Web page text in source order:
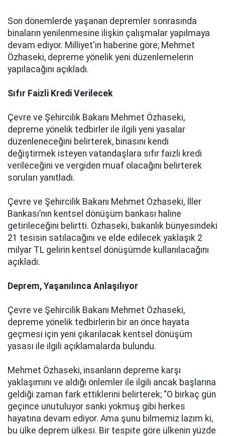
Son dönemlerde yaşanan depremler sonrasında
binaların yenilenmesine ilişkin çalışmalar yapılmaya
devam ediyor. Milliyet'in haberine göre; Mehmet
Özhaseki, depreme yönelik yeni düzenlemelerin
yapılacağını açıkladı.
Sıfır Faizli Kredi Verilecek
Çevre ve Şehircilik Bakanı Mehmet Özhaseki,
depreme yönelik tedbirler ile ilgili yeni yasalar
düzenleneceğini belirterek, binasını kendi
değiştirmek isteyen vatandaşlara sıfır faizli kredi
verileceğini ve vergiden muaf olacağını belirterek
soruları yanıtladı.
Çevre ve Şehircilik Bakanı Mehmet Özhaseki, İller
Bankası’nın kentsel dönüşüm bankası haline
getirileceğini belirtti. Özhaseki, bakanlık bünyesindeki
21 tesisin satılacağını ve elde edilecek yaklaşık 2
milyar TL gelirin kentsel dönüşümde kullanılacağını
açıkladı.
Deprem, Yaşanılınca Anlaşılıyor
Çevre ve Şehircilik Bakanı Mehmet Özhaseki,
depreme yönelik tedbirlerin bir an önce hayata
geçmesi için yeni çıkarılacak kentsel dönüşüm
yasası ile ilgili açıklamalarda bulundu.
Mehmet Özhaseki, insanların depreme karşı
yaklaşımını ve aldığı önlemler ile ilgili ancak başlarına
geldiği zaman fark ettiklerini belirterek; “O birkaç gün
geçince unutuluyor sanki yokmuş gibi herkes
hayatına devam ediyor. Ama şunu bilmemiz lazım ki,
bu ülke deprem ülkesi. Bir tespite göre ülkenin yüzde